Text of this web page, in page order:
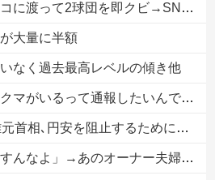
を即クビ→SNS更新が3ヶ月間止まって消息不明に
大量に半額
なく過去最高レベルの傾き他
んですけど」電線のすぐ横で腕木にしがみつく一頭【海外の反応】
に日米の通貨当局が実施した為替介入は｢一時しのぎに過ぎない｣
→あのオーナー夫婦、不起訴ｗｗｗｗｗｗｗｗｗ